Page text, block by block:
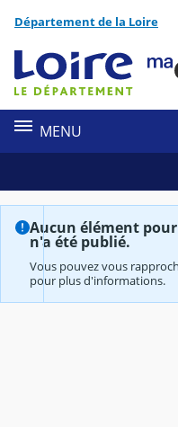
Contenu
Département de la Loire
MENU
Aucun élément
n'a été publié.
Vous pouvez vous
pour plus d'informations.